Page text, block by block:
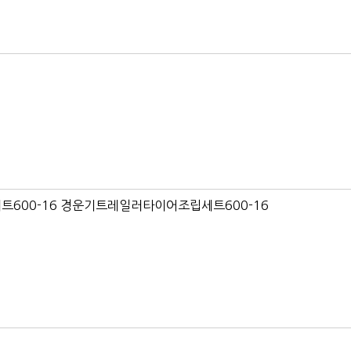
트600-16 경운기트레일러타이어조립세트600-16